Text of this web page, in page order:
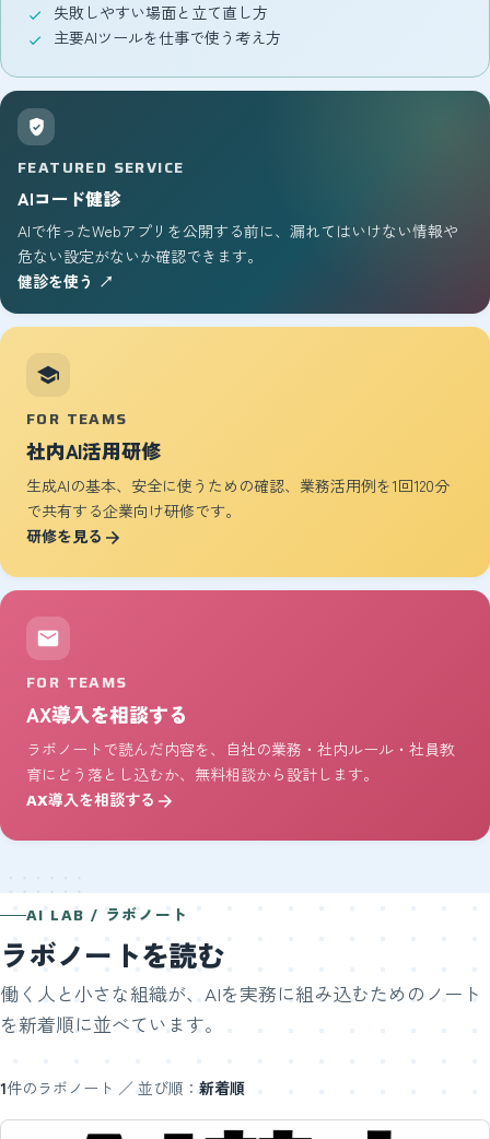
失敗しやすい場面と立て直し方
主要AIツールを仕事で使う考え方
FEATURED SERVICE
AIコード健診
AIで作ったWebアプリを公開する前に、漏れてはいけない情報や
危ない設定がないか確認できます。
健診を使う ↗
FOR TEAMS
社内AI活用研修
生成AIの基本、安全に使うための確認、業務活用例を1回120分
で共有する企業向け研修です。
研修を見る
FOR TEAMS
AX導入を相談する
ラボノートで読んだ内容を、自社の業務・社内ルール・社員教
育にどう落とし込むか、無料相談から設計します。
AX導入を相談する
AI LAB / ラボノート
ラボノートを読む
働く人と小さな組織が、AIを実務に組み込むためのノート
を新着順に並べています。
1件のラボノート ／ 並び順： 新着順